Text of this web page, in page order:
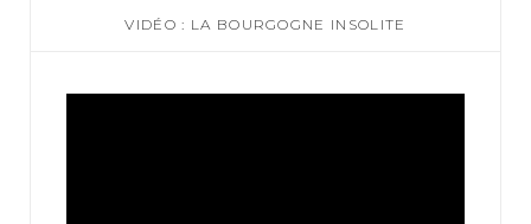
VIDÉO : LA BOURGOGNE INSOLITE